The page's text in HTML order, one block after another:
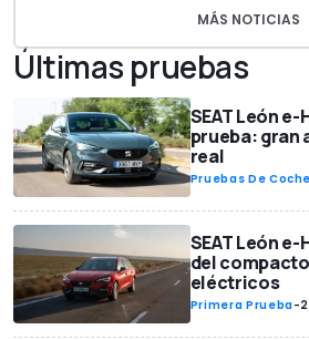
MÁS NOTICIAS
Últimas pruebas
SEAT León e-
prueba: gran
real
Pruebas De
SEAT León e-
del compacto
eléctricos
Primera Prueba-